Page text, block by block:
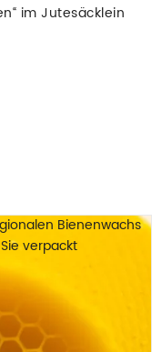
im Jutesäcklein